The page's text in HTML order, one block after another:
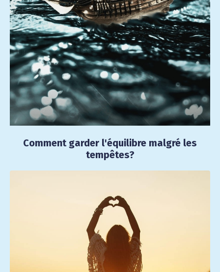
Comment garder l'équilibre malgré les
tempêtes?